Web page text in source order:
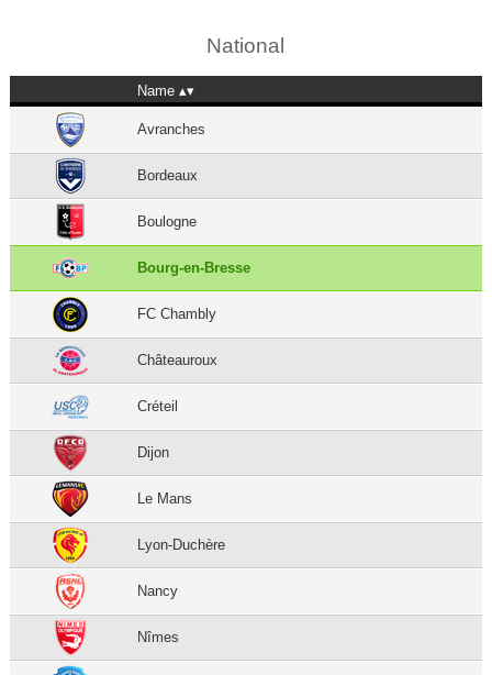
National
Name
Avranches
Bordeaux
Boulogne
Bourg-en-Bresse
FC Chambly
Châteauroux
Créteil
Dijon
Le Mans
Lyon-Duchère
Nancy
Nîmes